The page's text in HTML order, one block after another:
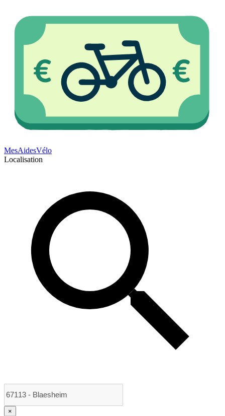
MesAidesVélo
Localisation
×